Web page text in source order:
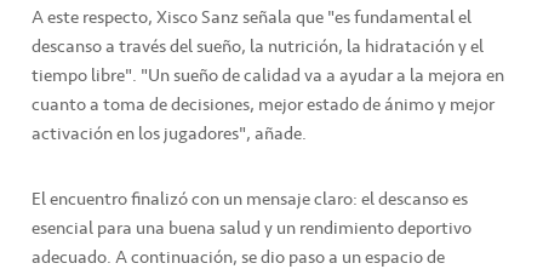
A este respecto, Xisco Sanz señala que "es fundamental el
descanso a través del sueño, la nutrición, la hidratación y el
tiempo libre". "Un sueño de calidad va a ayudar a la mejora en
cuanto a toma de decisiones, mejor estado de ánimo y mejor
activación en los jugadores", añade.
El encuentro finalizó con un mensaje claro: el descanso es
esencial para una buena salud y un rendimiento deportivo
adecuado. A continuación, se dio paso a un espacio de